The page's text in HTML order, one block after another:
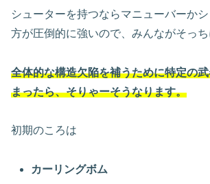
シューターを持つならマニューバーか
方が圧倒的に強いので、みんながそっち
全体的な構造欠陥を補うために特定の
まったら、そりゃーそうなります。
初期のころは
カーリングボム